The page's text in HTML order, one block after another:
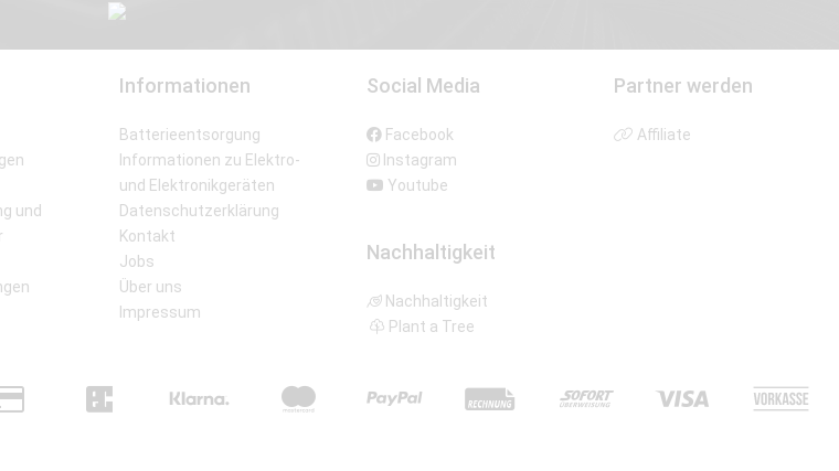
und
Informationen
Batterieentsorgung
Informationen zu Elektro-
und Elektronikgeräten
Datenschutzerklärung
Kontakt
Jobs
Über uns
Impressum
Social Media
Facebook
Instagram
Youtube
Nachhaltigkeit
Nachhaltigkeit
Plant a Tree
Partner werden
Affiliate